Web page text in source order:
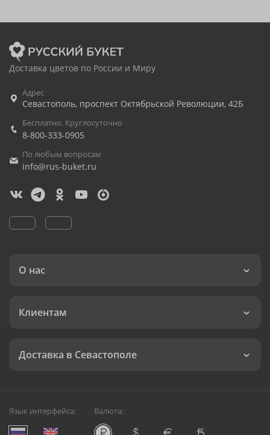
Доставка цветов по России и Миру
Адрес
Севастополь, проспект Октябрьской Революции, 42Б
Бесплатно. Круглосуточно
8-800-333-0905
По любым вопросам
info@rus-buket.ru
О нас
Клиентам
Доставка в Севастополе
Язык интерфейса: Валюта: